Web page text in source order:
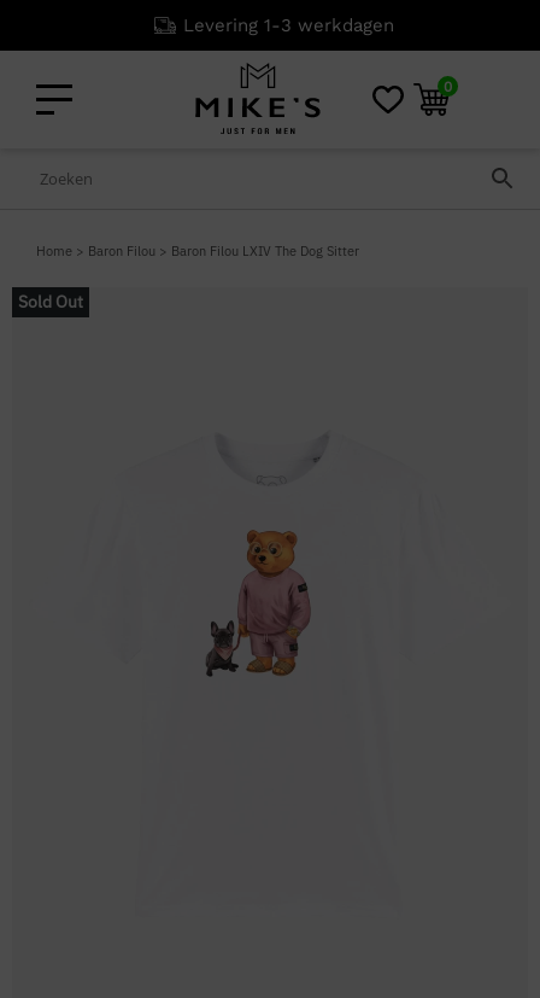
Levering 1-3 werkdagen
0
Home > Baron Filou > Baron Filou LXIV The Dog Sitter
Sold Out